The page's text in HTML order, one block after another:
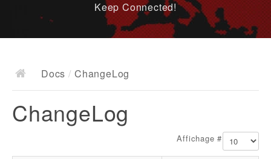
Docs
Documentation
Keep Connected!
Docs / ChangeLog
ChangeLog
Affichage #